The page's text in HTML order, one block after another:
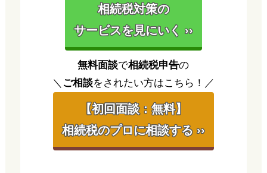
相続税対策の
サービスを見にいく ››
無料面談で相続税申告の
＼ ご相談をされたい方はこちら！／
【初回面談：無料】
相続税のプロに相談する ››